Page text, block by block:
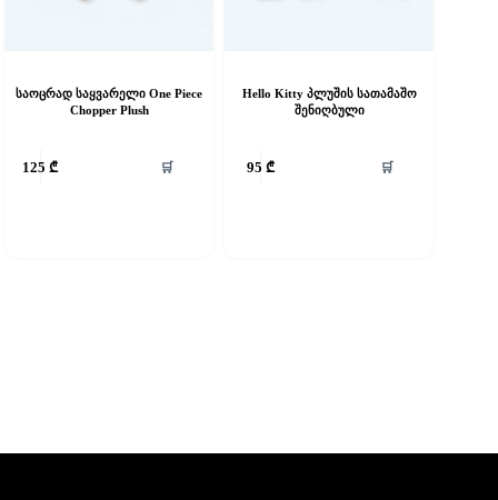
საოცრად საყვარელი One Piece
Chopper Plush
125₾ 🛒
Hello Kitty პლუშის სათამაშო
შენიღბული
95 ₾ 🛒